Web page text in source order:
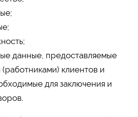
данные, предоставляемые
клиентов и
для заключения и